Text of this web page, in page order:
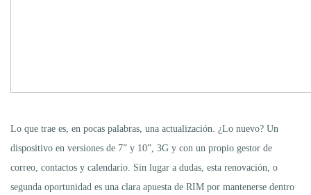
Lo que trae es, en pocas palabras, una actualización. ¿Lo nuevo? Un
dispositivo en versiones de 7” y 10”, 3G y con un propio gestor de
correo, contactos y calendario. Sin lugar a dudas, esta renovación, o
segunda oportunidad es una clara apuesta de RIM por mantenerse dentro